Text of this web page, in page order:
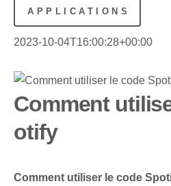
APPLICATIONS
2023-10-04T16:00:28+00:00
Comment
otify
Comment utiliser le code